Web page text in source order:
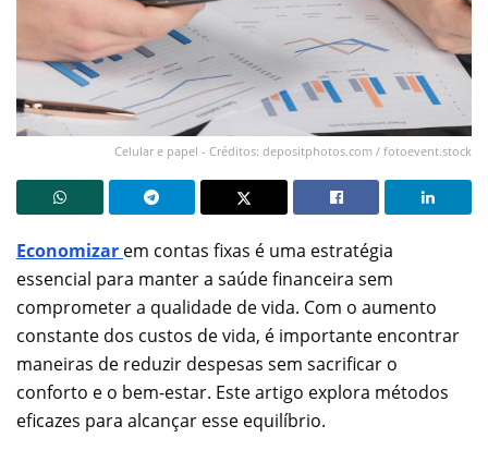
Celular e papel - Créditos: depositphotos.com / fotoevent.stock
Economizar em contas fixas é uma estratégia
essencial para manter a saúde financeira sem
comprometer a qualidade de vida. Com o aumento
constante dos custos de vida, é importante encontrar
maneiras de reduzir despesas sem sacrificar o
conforto e o bem-estar. Este artigo explora métodos
eficazes para alcançar esse equilíbrio.